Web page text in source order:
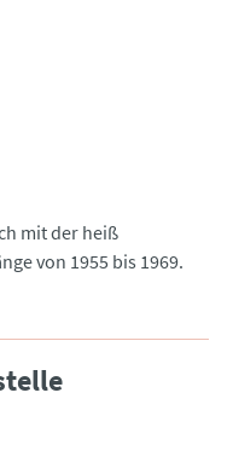
mit der heiß
von 1955 bis 1969.